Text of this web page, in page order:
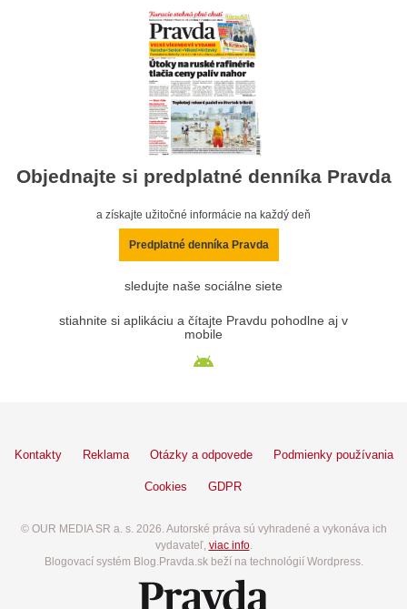
Objednajte si predplatné denníka Pravda
a získajte užitočné informácie na každý deň
Predplatné denníka Pravda
sledujte naše sociálne siete
stiahnite si aplikáciu a čítajte Pravdu pohodlne aj v
mobile
Kontakty Reklama Otázky a odpovede Podmienky používania
Cookies GDPR
© OUR MEDIA SR a. s. 2026. Autorské práva sú vyhradené a vykonáva ich
vydavateľ, viac info.
Blogovací systém Blog.Pravda.sk beží na technológií Wordpress.